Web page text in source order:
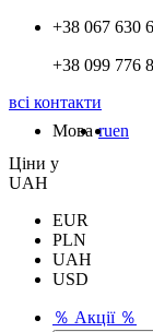
+38 067 630
+38 099 776
всі контакти
Мова ruen
Цiни у
UAH
EUR
PLN
UAH
USD
％ Акції ％